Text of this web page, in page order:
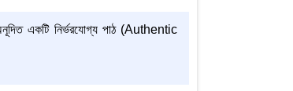
একটি নির্ভরযোগ্য পাঠ (Authentic